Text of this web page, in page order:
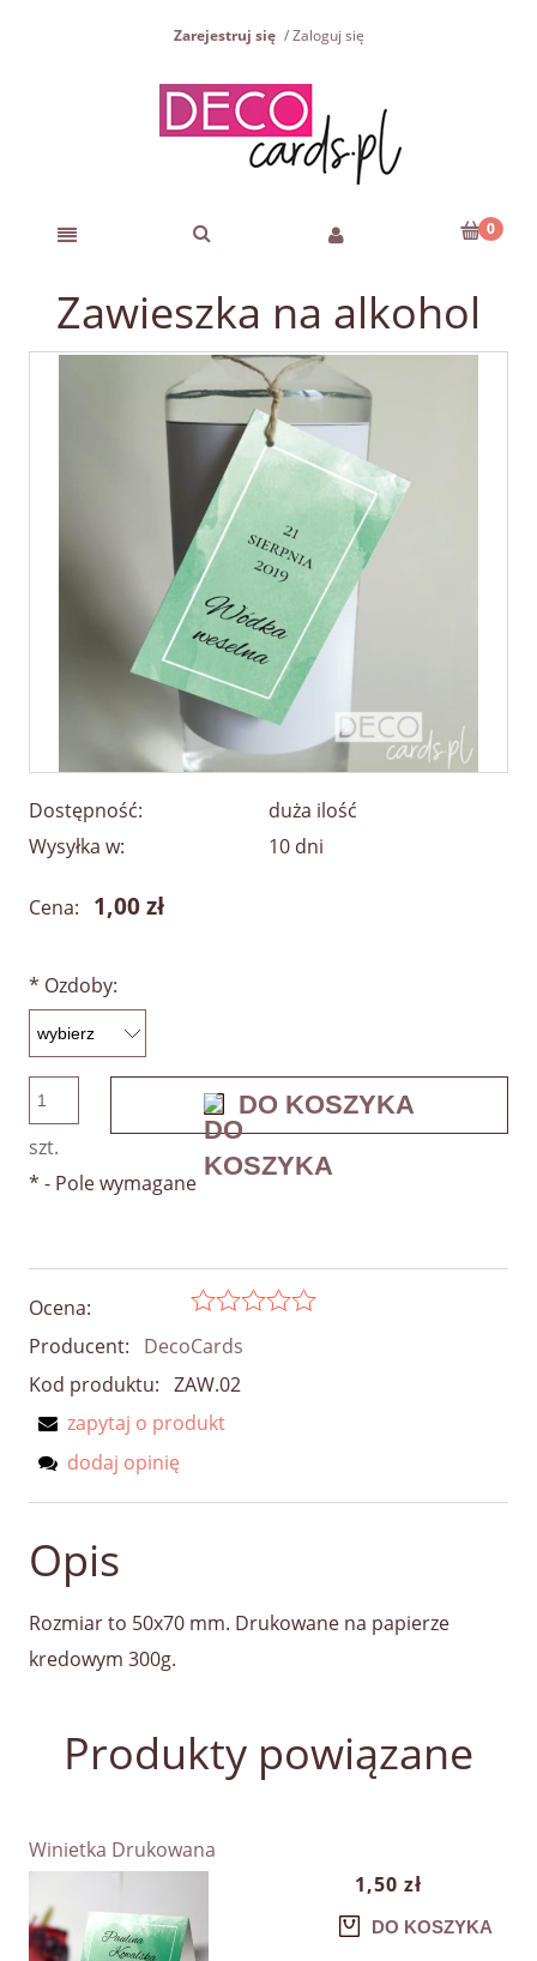
Zarejestruj się Zaloguj się
Zawieszka na alkohol
Dostępność:
duża ilość
Wysyłka w:
10 dni
Cena: 1,00 zł
* Ozdoby:
szt.
DO KOSZYKA
* - Pole wymagane
Ocena:
Producent:
DecoCards
Kod produktu: ZAW.02
zapytaj o produkt
dodaj opinię
Opis
Rozmiar to 50x70 mm. Drukowane na papierze
kredowym 300g.
Produkty powiązane
Winietka Drukowana
1,50 zł
DO KOSZYKA